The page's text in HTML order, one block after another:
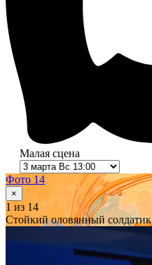
Малая сцена
Фото 14
×
1 из 14
Стойкий оловянный солдатик